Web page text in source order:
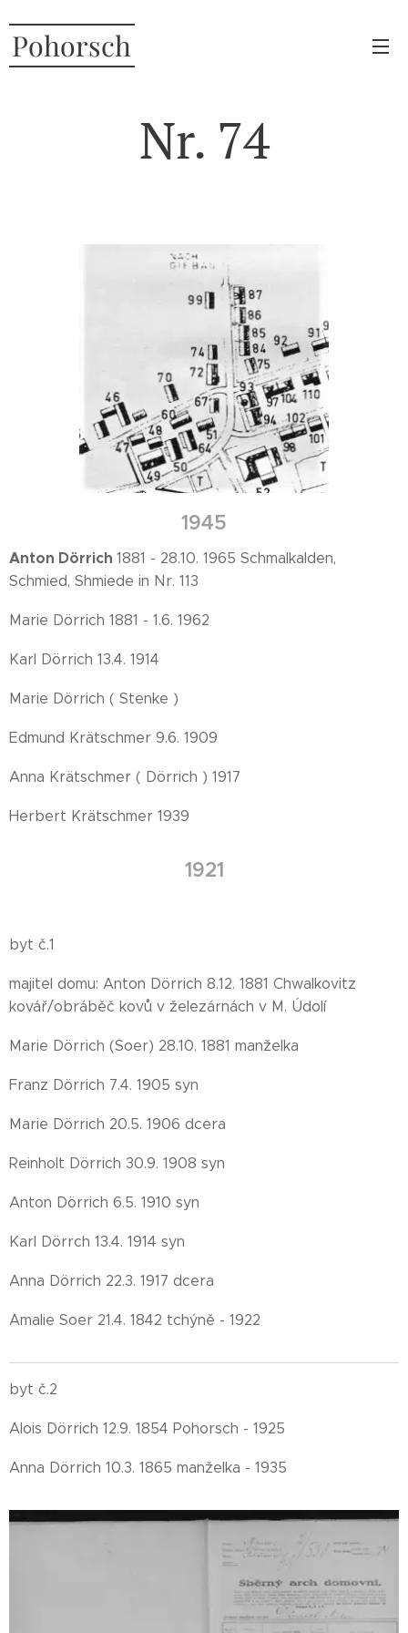
Pohorsch
Nr. 74
1945
Anton Dörrich 1881 - 28.10. 1965 Schmalkalden,
Schmied, Shmiede in Nr. 113
Marie Dörrich 1881 - 1.6. 1962
Karl Dörrich 13.4. 1914
Marie Dörrich ( Stenke )
Edmund Krätschmer 9.6. 1909
Anna Krätschmer ( Dörrich ) 1917
Herbert Krätschmer 1939
1921
byt č.1
majitel domu: Anton Dörrich 8.12. 1881 Chwalkovitz
kovář/obráběč kovů v železárnách v M. Údolí
Marie Dörrich (Soer) 28.10. 1881 manželka
Franz Dörrich 7.4. 1905 syn
Marie Dörrich 20.5. 1906 dcera
Reinholt Dörrich 30.9. 1908 syn
Anton Dörrich 6.5. 1910 syn
Karl Dörrch 13.4. 1914 syn
Anna Dörrich 22.3. 1917 dcera
Amalie Soer 21.4. 1842 tchýně - 1922
byt č.2
Alois Dörrich 12.9. 1854 Pohorsch - 1925
Anna Dörrich 10.3. 1865 manželka - 1935